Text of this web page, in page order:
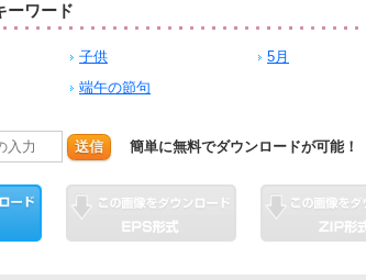
ーワード
子供 5月
端午の節句
送信 簡単に無料でダウンロードが可能！